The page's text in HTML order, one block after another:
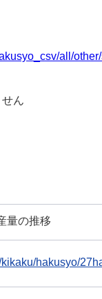
all/
ん
量の推移
hakusyo/